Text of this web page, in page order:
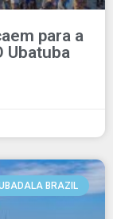
para a
Ubatuba
BRAZIL